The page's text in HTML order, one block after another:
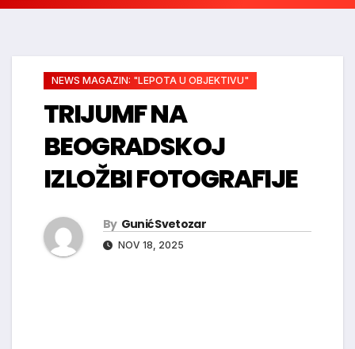
NEWS MAGAZIN: "LEPOTA U OBJEKTIVU"
TRIJUMF NA
BEOGRADSKOJ
IZLOŽBI FOTOGRAFIJE
By Gunić Svetozar
NOV 18, 2025